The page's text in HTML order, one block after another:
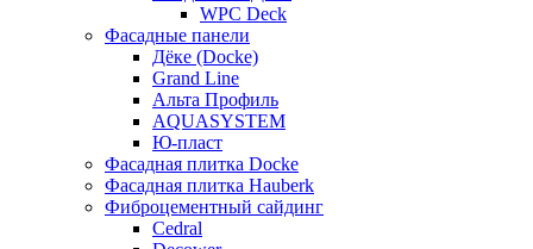
WPC Deck
Фасадные панели
Дёке (Docke)
Grand Line
Альта Профиль
AQUASYSTEM
Ю-пласт
Фасадная плитка Docke
Фасадная плитка Hauberk
Фиброцементный сайдинг
Cedral